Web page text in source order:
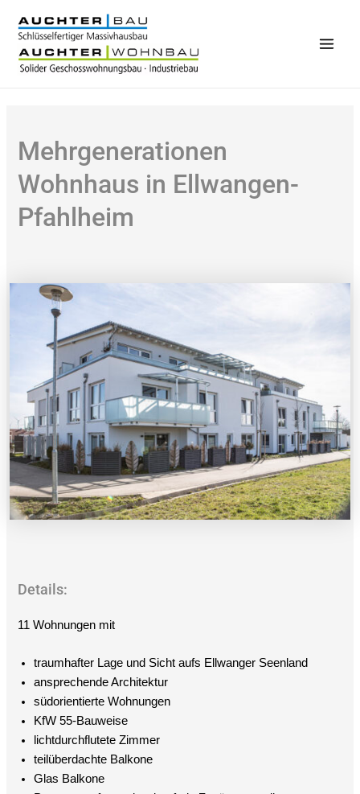
Inhalt
springen
Mehrgenerationen
Wohnhaus in Ellwangen-
Pfahlheim
Details:
11 Wohnungen mit
traumhafter Lage und Sicht aufs Ellwanger Seenland
ansprechende Architektur
südorientierte Wohnungen
KfW 55-Bauweise
lichtdurchflutete Zimmer
teilüberdachte Balkone
Glas Balkone